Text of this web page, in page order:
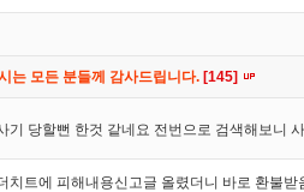
는 모든 분들께 감사드립니다. [145]
기 당할뻔 한것 같네요 전번으로 검색해보니
치트에 피해내용신고글 올렸더니 바로 환불받